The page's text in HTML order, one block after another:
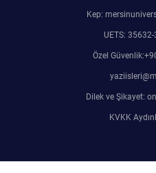
Kep:
UETS:
Özel
Dilek ve Şikayet:
KVKK